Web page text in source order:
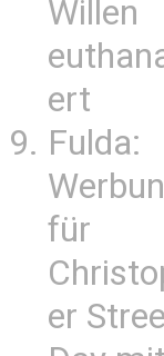
Willen
ert
Fulda:
für
er